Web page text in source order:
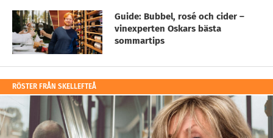
Guide: Bubbel, rosé och cider –
vinexperten Oskars bästa
sommartips
RÖSTER FRÅN SKELLEFTEÅ